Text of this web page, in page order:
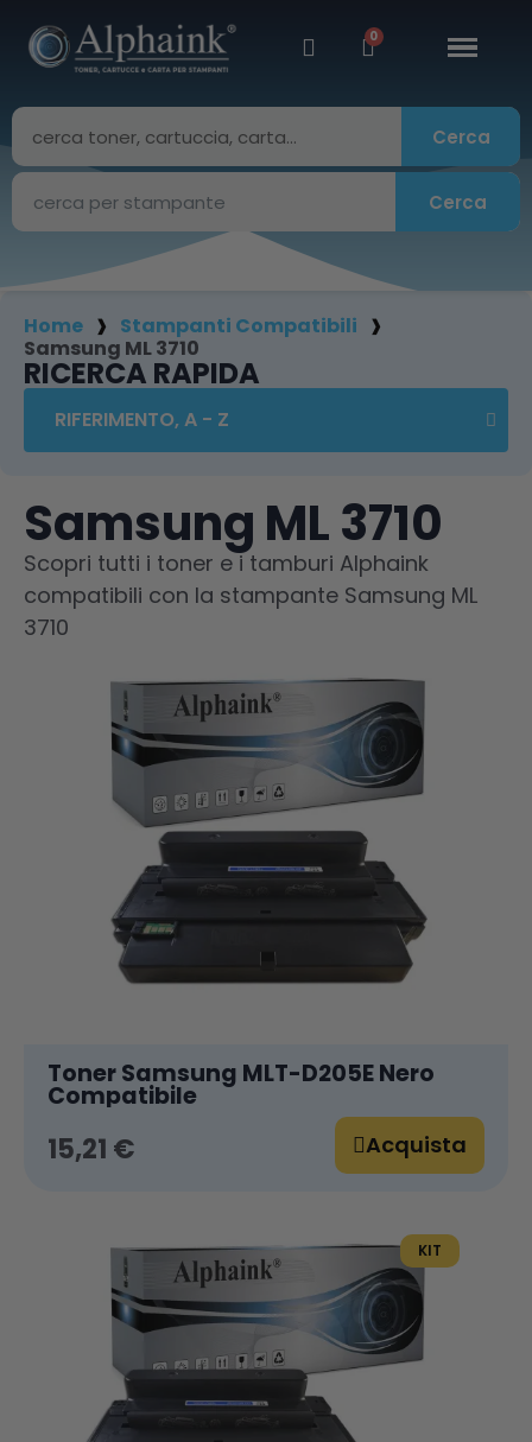
Cerca
Cerca
Home
Stampanti Compatibili
Samsung ML 3710
RICERCA RAPIDA
Samsung ML 3710
Scopri tutti i toner e i tamburi Alphaink
compatibili con la stampante Samsung ML
3710
Toner Samsung MLT-D205E Nero
Compatibile
15,21 € Acquista
KIT